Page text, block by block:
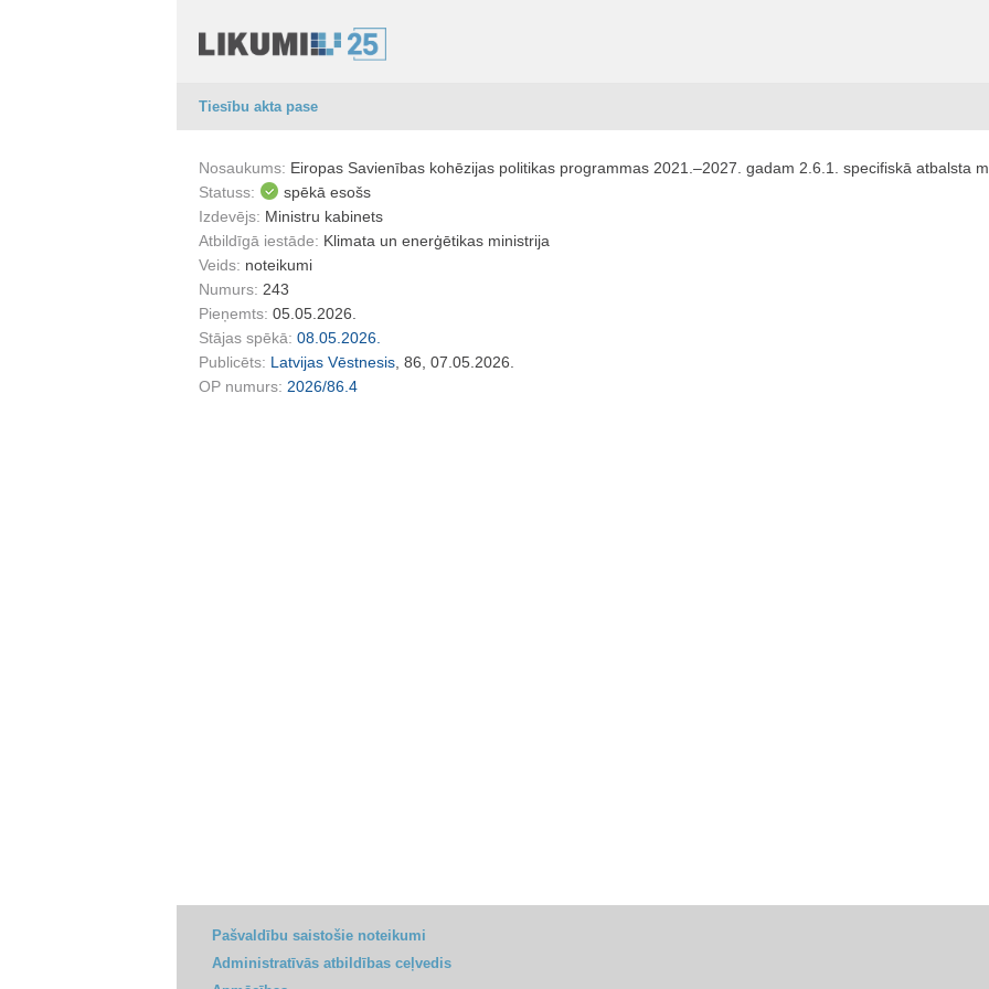
Tiesību akta pase
Nosaukums: Eiropas Savienības kohēzijas politikas programmas 2021.–2027. gadam 2.6.1. specifiskā atbalsta
Statuss:
spēkā esošs
Izdevējs: Ministru kabinets
Atbildīgā iestāde: Klimata un enerģētikas ministrija
Veids: noteikumi
Numurs: 243
Pieņemts: 05.05.2026.
Stājas spēkā: 08.05.2026.
Publicēts: Latvijas Vēstnesis , 86, 07.05.2026.
OP numurs: 2026/86.4
Pašvaldību saistošie noteikumi
Administratīvās atbildības ceļvedis